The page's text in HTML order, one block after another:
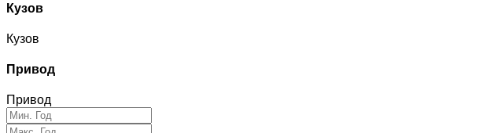
Кузов
Кузов
Привод
Привод